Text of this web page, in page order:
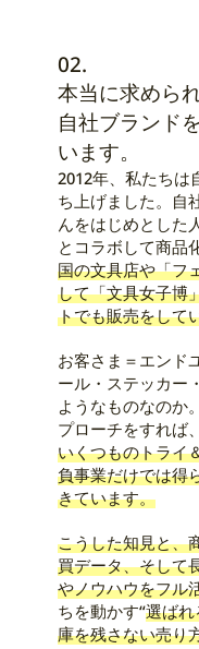
02.
本当に求めら
自社ブランド
います。
2012年、私たちは
ち上げました。自
んをはじめとした
とコラボして商品
国の文具店や「フ
して「文具女子博
トでも販売をして
お客さま＝エンド
ール・ステッカー
ようなものなのか
プローチをすれば
いくつものトライ
負事業だけでは得
きています。
こうした知見と、
買データ、そして
やノウハウをフル
ちを動かす“選ばれ
庫を残さない売り